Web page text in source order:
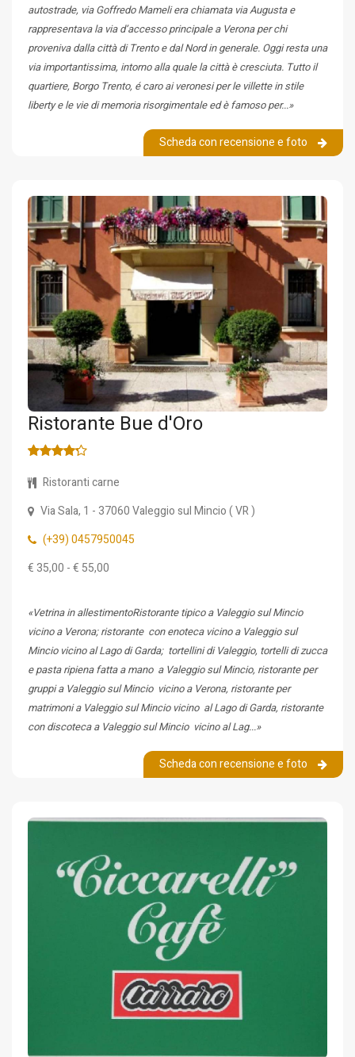
autostrade, via Goffredo Mameli era chiamata via Augusta e
rappresentava la via d’accesso principale a Verona per chi
proveniva dalla città di Trento e dal Nord in generale. Oggi resta una
via importantissima, intorno alla quale la città è cresciuta. Tutto il
quartiere, Borgo Trento, é caro ai veronesi per le villette in stile
liberty e le vie di memoria risorgimentale ed è famoso per...»
Scheda con recensione e foto
Ristorante Bue d'Oro
Ristoranti carne
Via Sala, 1 - 37060Valeggio sul Mincio(VR)
(+39) 0457950045
€ 35,00 - € 55,00
«Vetrina in allestimentoRistorante tipico a Valeggio sul Mincio
vicino a Verona; ristorante con enoteca vicino a Valeggio sul
Mincio vicino al Lago di Garda; tortellini di Valeggio, tortelli di zucca
e pasta ripiena fatta a mano a Valeggio sul Mincio, ristorante per
gruppi a Valeggio sul Mincio vicino a Verona, ristorante per
matrimoni a Valeggio sul Mincio vicino al Lago di Garda, ristorante
con discoteca a Valeggio sul Mincio vicino al Lag...»
Scheda con recensione e foto